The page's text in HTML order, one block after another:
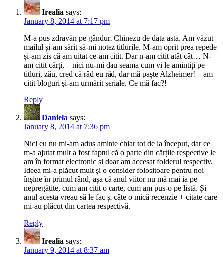
Irealia says:
January 8, 2014 at 7:17 pm
M-a pus zdravăn pe gânduri Chinezu de data asta. Am văzut
mailul și-am sărit să-mi notez titlurile. M-am oprit prea repede
și-am zis că am uitat ce-am citit. Dar n-am citit atât cât… N-
am citit cărți, – nici nu-mi dau seama cum vi le amintiți pe
titluri, zău, cred că râd eu râd, dar mă paște Alzheimer! – am
citit bloguri și-am urmărit seriale. Ce mă fac?!
Reply
Daniela says:
January 8, 2014 at 7:36 pm
Nici eu nu mi-am adus aminte chiar tot de la început, dar ce
m-a ajutat mult a fost faptul că o parte din cărțile respective le
am în format electronic și doar am accesat folderul respectiv.
Ideea mi-a plăcut mult și o consider folositoare pentru noi
înșine în primul rând, așa că anul viitor nu mă mai ia pe
nepregătite, cum am citit o carte, cum am pus-o pe listă. Și
anul acesta vreau să le fac și câte o mică recenzie + citate care
mi-au plăcut din cartea respectivă.
Reply
Irealia says:
January 9, 2014 at 8:37 am